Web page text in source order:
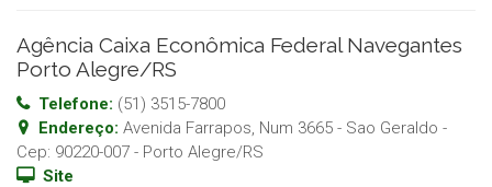
Agência Caixa Econômica Federal Navegantes
Porto Alegre/RS
Telefone: (51) 3515-7800
Endereço: Avenida Farrapos, Num 3665 - Sao Geraldo -
Cep: 90220-007 - Porto Alegre/RS
Site